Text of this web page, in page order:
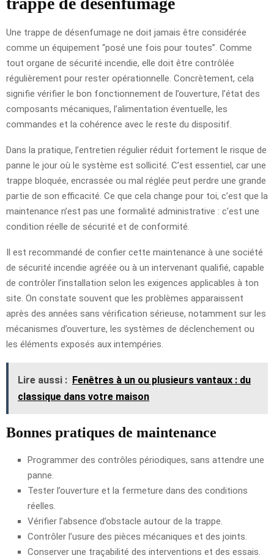
Une trappe de désenfumage ne doit jamais être considérée
comme un équipement “posé une fois pour toutes”. Comme
tout organe de sécurité incendie, elle doit être contrôlée
régulièrement pour rester opérationnelle. Concrètement, cela
signifie vérifier le bon fonctionnement de l’ouverture, l’état des
composants mécaniques, l’alimentation éventuelle, les
commandes et la cohérence avec le reste du dispositif.
Dans la pratique, l’entretien régulier réduit fortement le risque de
panne le jour où le système est sollicité. C’est essentiel, car une
trappe bloquée, encrassée ou mal réglée peut perdre une grande
partie de son efficacité. Ce que cela change pour toi, c’est que la
maintenance n’est pas une formalité administrative : c’est une
condition réelle de sécurité et de conformité.
Il est recommandé de confier cette maintenance à une société
de sécurité incendie agréée ou à un intervenant qualifié, capable
de contrôler l’installation selon les exigences applicables à ton
site. On constate souvent que les problèmes apparaissent
après des années sans vérification sérieuse, notamment sur les
mécanismes d’ouverture, les systèmes de déclenchement ou
les éléments exposés aux intempéries.
Lire aussi : Fenêtres à un ou plusieurs vantaux : du
classique dans votre maison
Bonnes pratiques de maintenance
Programmer des contrôles périodiques, sans attendre une
panne.
Tester l’ouverture et la fermeture dans des conditions
réelles.
Vérifier l’absence d’obstacle autour de la trappe.
Contrôler l’usure des pièces mécaniques et des joints.
Conserver une traçabilité des interventions et des essais.